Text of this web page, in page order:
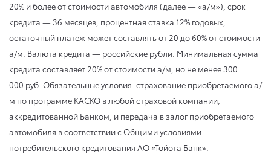
20% и более от стоимости автомобиля (далее — «а/м»), срок
кредита — 36 месяцев, процентная ставка 12% годовых,
остаточный платеж может составлять от 20 до 60% от стоимости
а/м. Валюта кредита — российские рубли. Минимальная сумма
кредита составляет 20% от стоимости а/м, но не менее 300
000 руб. Обязательные условия: страхование приобретаемого а/
м по программе КАСКО в любой страховой компании,
аккредитованной Банком, и передача в залог приобретаемого
автомобиля в соответствии с Общими условиями
потребительского кредитования АО «Тойота Банк».